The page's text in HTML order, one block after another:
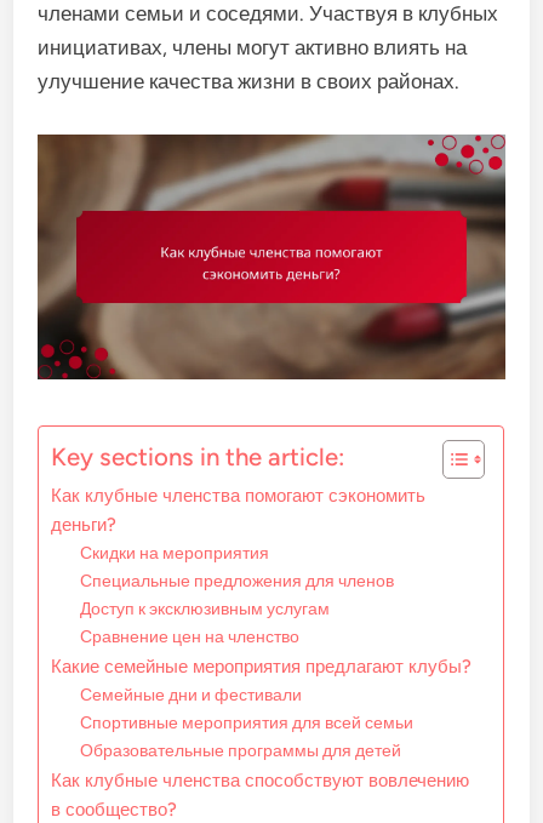
членами семьи и соседями. Участвуя в клубных
инициативах, члены могут активно влиять на
улучшение качества жизни в своих районах.
Key sections in the article:
Как клубные членства помогают сэкономить
деньги?
Скидки на мероприятия
Специальные предложения для членов
Доступ к эксклюзивным услугам
Сравнение цен на членство
Какие семейные мероприятия предлагают клубы?
Семейные дни и фестивали
Спортивные мероприятия для всей семьи
Образовательные программы для детей
Как клубные членства способствуют вовлечению
в сообщество?